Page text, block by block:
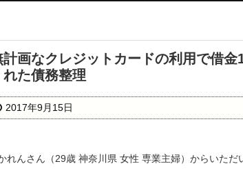
計画なクレジットカードの利用で借
れた債務整理
2017年9月15日
れんさん（29歳 神奈川県 女性 専業主婦）からいただ